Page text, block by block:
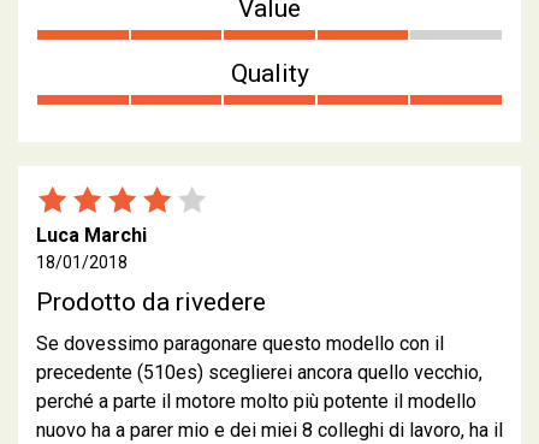
Value
Quality
Luca Marchi
18/01/2018
Prodotto da rivedere
Se dovessimo paragonare questo modello con il
precedente (510es) sceglierei ancora quello vecchio,
perché a parte il motore molto più potente il modello
nuovo ha a parer mio e dei miei 8 colleghi di lavoro, ha il